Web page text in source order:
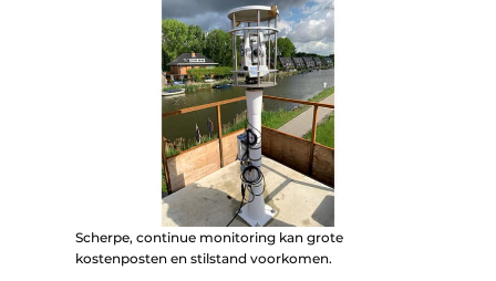
Scherpe, continue monitoring kan grote
kostenposten en stilstand voorkomen.